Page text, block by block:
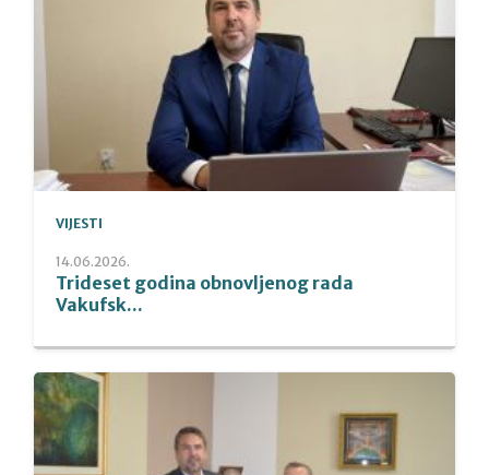
VIJESTI
14.06.2026.
Trideset godina obnovljenog rada
Vakufsk...